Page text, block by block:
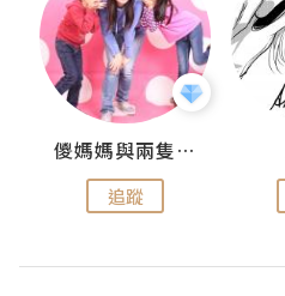
儍媽媽與兩隻小魔怪之家
追蹤